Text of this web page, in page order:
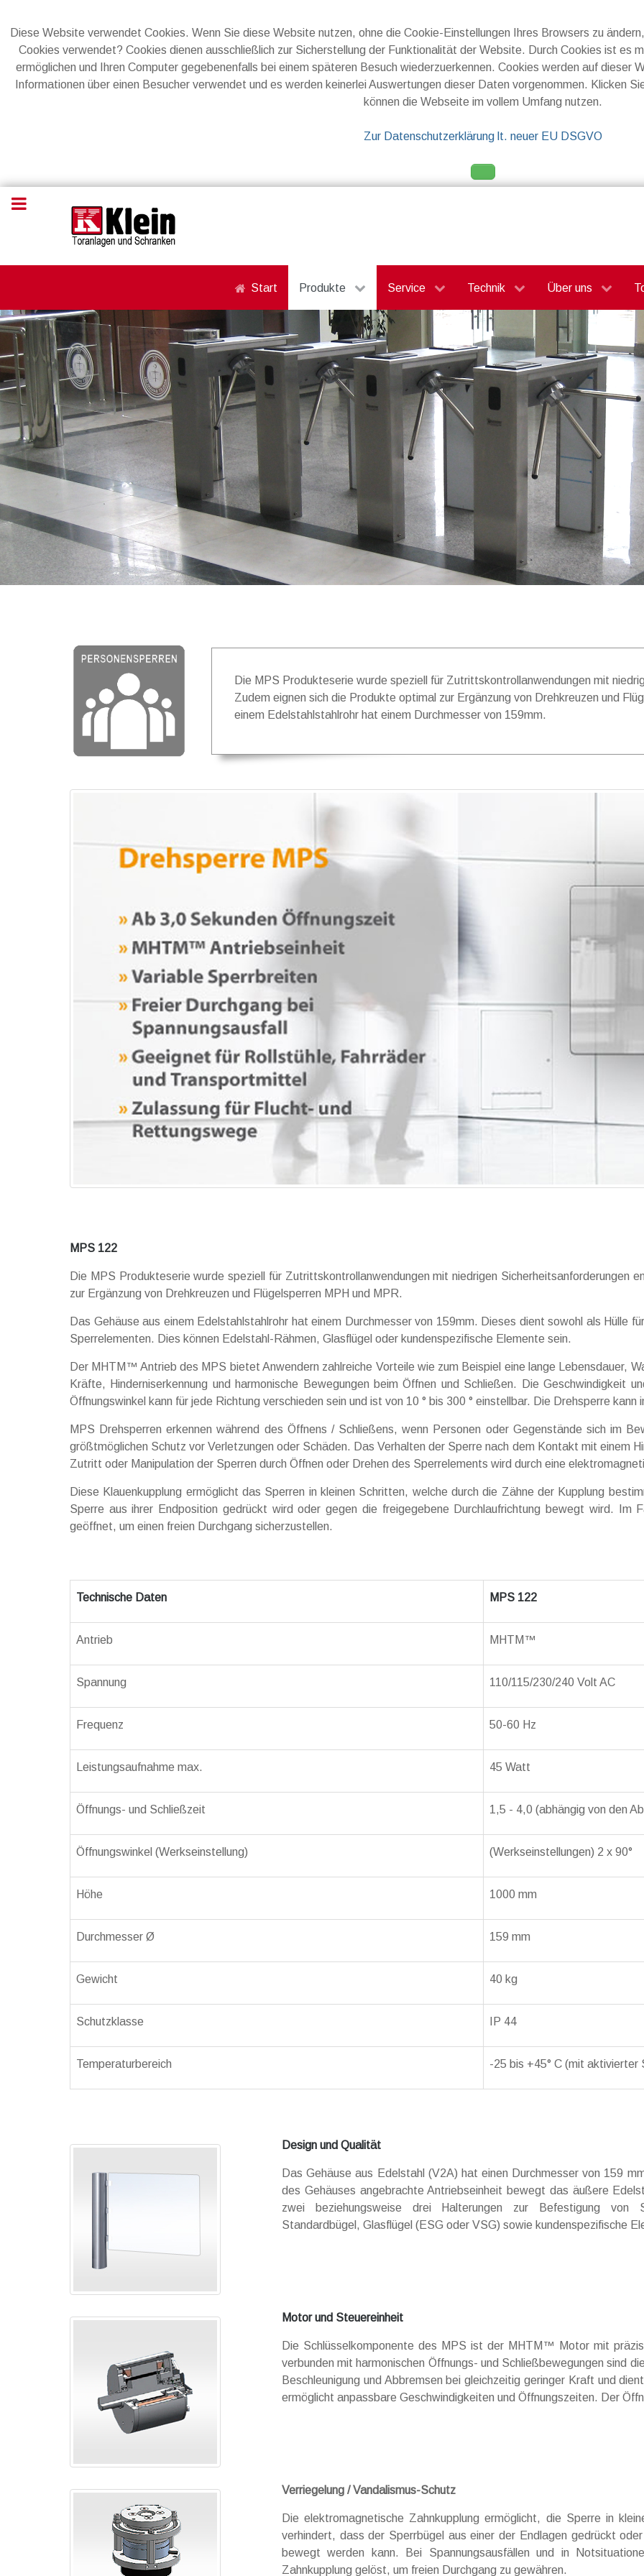
Diese Website verwendet Cookies. Wenn Sie diese Website nutzen, ohne die Cookie-Einstellungen Ihres Browsers zu
Cookies verwendet? Cookies dienen ausschließlich zur Sicherstellung der Funktionalität der Website. Durch Cookies ist es
ermöglichen und Ihren Computer gegebenenfalls bei einem späteren Besuch wiederzuerkennen. Cookies werden auf dieser
Informationen über einen Besucher verwendet und es werden keinerlei Auswertungen dieser Daten vorgenommen. Klicken
können die Webseite im vollem Umfang nutzen.
Zur Datenschutzerklärung lt. neuer EU DSGVO
Start Produkte Service Technik Über uns
Die MPS Produkteserie wurde speziell für Zutrittskontrollanwendungen mit
Zudem eignen sich die Produkte optimal zur Ergänzung von Drehkreuzen und
einem Edelstahlstahlrohr hat einem Durchmesser von 159mm.
MPS 122
Die MPS Produkteserie wurde speziell für Zutrittskontrollanwendungen mit niedrigen Sicherheitsanforderungen
zur Ergänzung von Drehkreuzen und Flügelsperren MPH und MPR.
Das Gehäuse aus einem Edelstahlstahlrohr hat einem Durchmesser von 159mm. Dieses dient sowohl als Hülle
Sperrelementen. Dies können Edelstahl-Rähmen, Glasflügel oder kundenspezifische Elemente sein.
Der MHTM™ Antrieb des MPS bietet Anwendern zahlreiche Vorteile wie zum Beispiel eine lange Lebensdauer,
Kräfte, Hinderniserkennung und harmonische Bewegungen beim Öffnen und Schließen. Die Geschwindigkeit
Öffnungswinkel kann für jede Richtung verschieden sein und ist von 10 ° bis 300 ° einstellbar. Die Drehsperre
MPS Drehsperren erkennen während des Öffnens / Schließens, wenn Personen oder Gegenstände sich im
größtmöglichen Schutz vor Verletzungen oder Schäden. Das Verhalten der Sperre nach dem Kontakt mit einem
Zutritt oder Manipulation der Sperren durch Öffnen oder Drehen des Sperrelements wird durch eine
Diese Klauenkupplung ermöglicht das Sperren in kleinen Schritten, welche durch die Zähne der Kupplung
Sperre aus ihrer Endposition gedrückt wird oder gegen die freigegebene Durchlaufrichtung bewegt wird. Im
geöffnet, um einen freien Durchgang sicherzustellen.
Technische Daten MPS 122
Antrieb MHTM™
Spannung 110/115/230/240 Volt AC
Frequenz 50-60 Hz
Leistungsaufnahme max. 45 Watt
Öffnungs- und Schließzeit 1,5 - 4,0 (abhängig von den
Öffnungswinkel (Werkseinstellung) (Werkseinstellungen) 2 x 90°
Höhe 1000 mm
Durchmesser Ø 159 mm
Gewicht 40 kg
Schutzklasse IP 44
Temperaturbereich -25 bis +45° C (mit aktivierter
Design und Qualität
Das Gehäuse aus Edelstahl (V2A) hat einen Durchmesser von 159
des Gehäuses angebrachte Antriebseinheit bewegt das äußere
zwei beziehungsweise drei Halterungen zur Befestigung von
Standardbügel, Glasflügel (ESG oder VSG) sowie kundenspezifische
Motor und Steuereinheit
Die Schlüsselkomponente des MPS ist der MHTM™ Motor mit
verbunden mit harmonischen Öffnungs- und Schließbewegungen sind
Beschleunigung und Abbremsen bei gleichzeitig geringer Kraft und
ermöglicht anpassbare Geschwindigkeiten und Öffnungszeiten. Der
Verriegelung / Vandalismus-Schutz
Die elektromagnetische Zahnkupplung ermöglicht, die Sperre in
verhindert, dass der Sperrbügel aus einer der Endlagen gedrückt
bewegt werden kann. Bei Spannungsausfällen und in
Zahnkupplung gelöst, um freien Durchgang zu gewähren.